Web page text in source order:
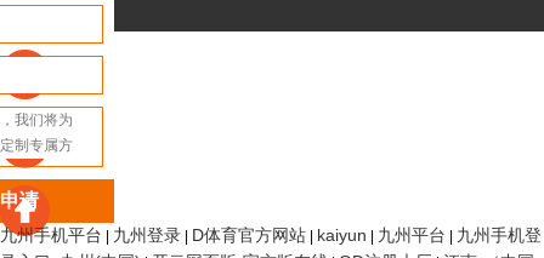
请
九州手机平台 九州登录 D体育官方网站 kaiyun 九州平台
九州手机登